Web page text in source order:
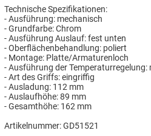
Technische Spezifikationen:
- Ausführung: mechanisch
- Grundfarbe: Chrom
- Ausführung Auslauf: fest unten
- Oberflächenbehandlung: poliert
- Montage: Platte/Armaturenloch
- Ausführung der Temperaturregelung:
- Art des Griffs: eingriffig
- Ausladung: 112 mm
- Auslaufhöhe: 89 mm
- Gesamthöhe: 162 mm
Artikelnummer: GD51521